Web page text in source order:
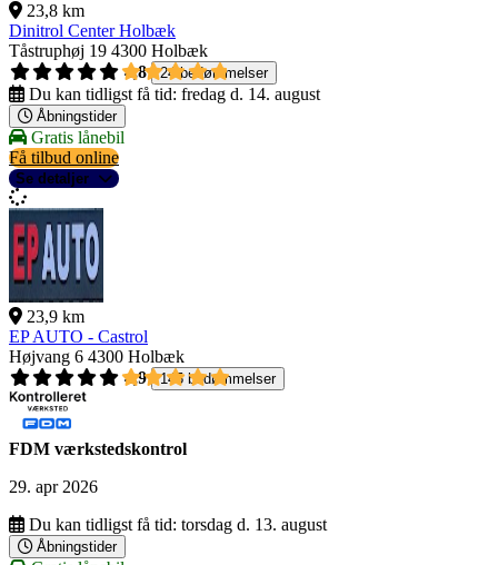
23,8 km
Dinitrol Center Holbæk
Tåstruphøj 19 4300 Holbæk
4,8
24 bedømmelser
Du kan tidligst få tid: fredag d. 14. august
Åbningstider
Gratis lånebil
Få tilbud online
Se detaljer
23,9 km
EP AUTO - Castrol
Højvang 6 4300 Holbæk
4,9
145 bedømmelser
FDM værkstedskontrol
29. apr 2026
Du kan tidligst få tid: torsdag d. 13. august
Åbningstider